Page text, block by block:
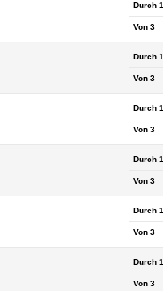
Durch 1
Von 3
Durch 1
Von 3
Durch 1
Von 3
Durch 1
Von 3
Durch 1
Von 3
Durch 1
Von 3